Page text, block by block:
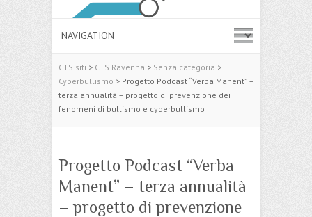
CTS siti > CTS Ravenna > Senza categoria >
Cyberbullismo > Progetto Podcast “Verba Manent” –
terza annualità – progetto di prevenzione dei
fenomeni di bullismo e cyberbullismo
Progetto Podcast “Verba
Manent” – terza annualità
– progetto di prevenzione